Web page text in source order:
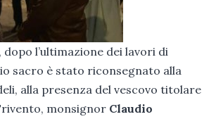
l’ultimazione dei lavori di
sacro è stato riconsegnato alla
alla presenza del vescovo titolare
monsignor Claudio